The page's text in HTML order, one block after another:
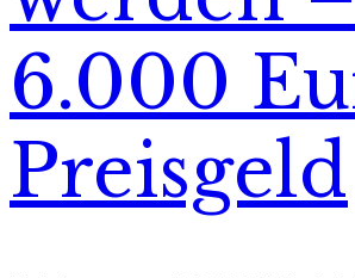
6.000
Preisgeld